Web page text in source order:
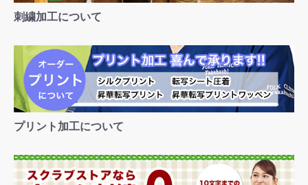
刺繍加工について
プリント加工について